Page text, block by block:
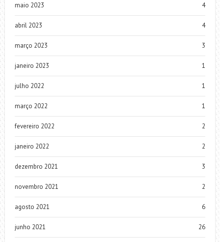
maio 2023 4
abril 2023 4
março 2023 3
janeiro 2023 1
julho 2022 1
março 2022 1
fevereiro 2022 2
janeiro 2022 2
dezembro 2021 3
novembro 2021 2
agosto 2021 6
junho 2021 26